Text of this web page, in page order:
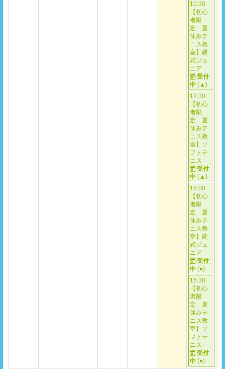
10:30
【初心
者限
定 夏
休みテ
ニス教
室】硬
式ジュ
ニア
受付
中 (▲)
12:30
【初心
者限
定 夏
休みテ
ニス教
室】ソ
フトテ
ニス
受付
中 (▲)
15:00
【初心
者限
定 夏
休みテ
ニス教
室】硬
式ジュ
ニア
受付
中 (●)
16:30
【初心
者限
定 夏
休みテ
ニス教
室】ソ
フトテ
ニス
受付
中 (●)